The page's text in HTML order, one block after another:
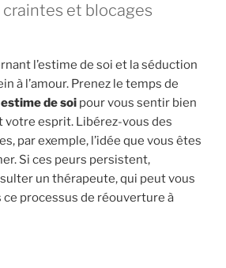
et blocages
l’estime de soi et la séduction
à l’amour. Prenez le temps de
estime de soi pour vous sentir bien
votre esprit. Libérez-vous des
par exemple, l’idée que vous êtes
Si ces peurs persistent,
un thérapeute, qui peut vous
ce processus de réouverture à